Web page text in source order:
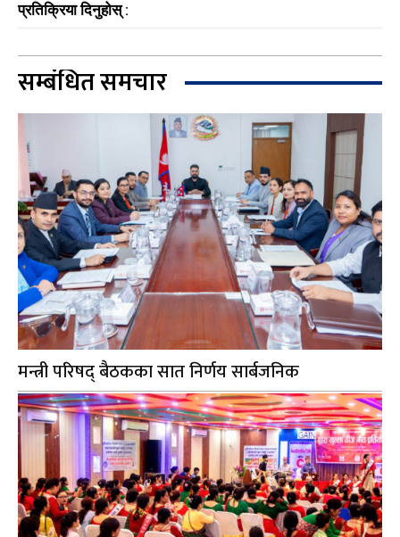
प्रतिक्रिया दिनुहोस् :
सम्बंधित समचार
मन्त्री परिषद् बैठकका सात निर्णय सार्बजनिक